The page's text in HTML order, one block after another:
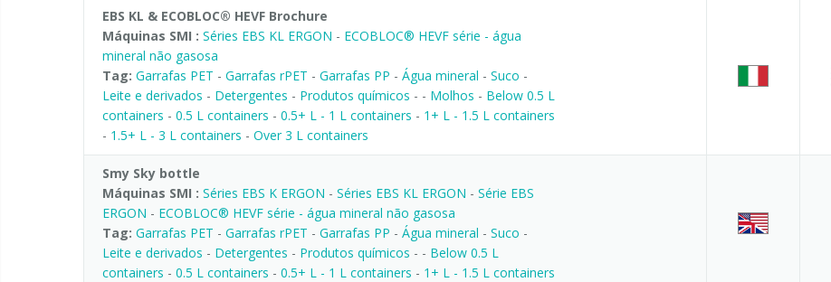
EBS KL & ECOBLOC® HEVF Brochure
Máquinas SMI : Séries EBS KL ERGON - ECOBLOC® HEVF série - água
mineral não gasosa
Tag: Garrafas PET - Garrafas rPET - Garrafas PP - Água mineral - Suco -
Leite e derivados - Detergentes - Produtos químicos - - Molhos - Below 0.5 L
containers - 0.5 L containers - 0.5+ L - 1 L containers - 1+ L - 1.5 L containers
- 1.5+ L - 3 L containers - Over 3 L containers
Smy Sky bottle
Máquinas SMI : Séries EBS K ERGON - Séries EBS KL ERGON - Série EBS
ERGON - ECOBLOC® HEVF série - água mineral não gasosa
Tag: Garrafas PET - Garrafas rPET - Garrafas PP - Água mineral - Suco -
Leite e derivados - Detergentes - Produtos químicos - - Below 0.5 L
containers - 0.5 L containers - 0.5+ L - 1 L containers - 1+ L - 1.5 L containers